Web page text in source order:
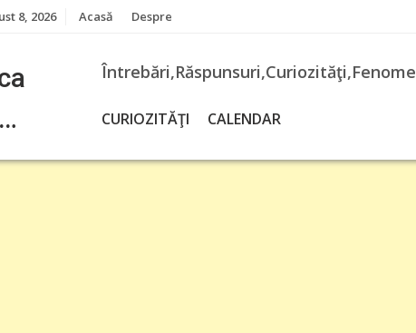
8, 2026 Acasă Despre
CURIOZITĂŢI CALENDAR